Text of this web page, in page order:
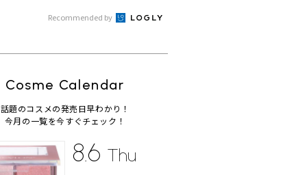
Recommended by
Cosme Calendar
話題のコスメの発売日早わかり！
今月の一覧を今すぐチェック！
8.6 Thu